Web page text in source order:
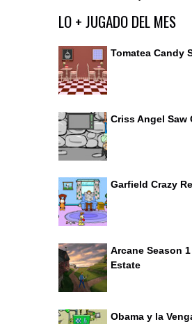
Ir al editor de comentarios
LO + JUGADO DEL MES
Tomatea Candy
Criss Angel Saw
Garfield Crazy
Arcane Season
Estate
Obama y la